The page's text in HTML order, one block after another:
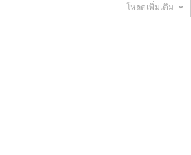
โหลดเพิ่มเติม